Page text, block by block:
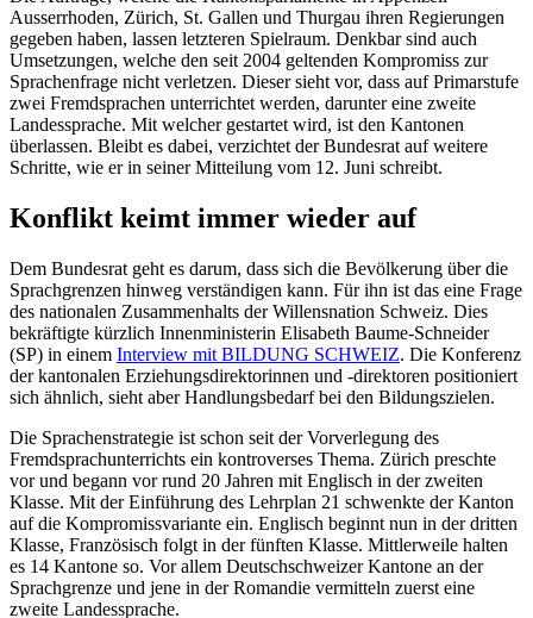
Ausserrhoden, Zürich, St. Gallen und Thurgau ihren Regierungen
gegeben haben, lassen letzteren Spielraum. Denkbar sind auch
Umsetzungen, welche den seit 2004 geltenden Kompromiss zur
Sprachenfrage nicht verletzen. Dieser sieht vor, dass auf Primarstufe
zwei Fremdsprachen unterrichtet werden, darunter eine zweite
Landessprache. Mit welcher gestartet wird, ist den Kantonen
überlassen. Bleibt es dabei, verzichtet der Bundesrat auf weitere
Schritte, wie er in seiner Mitteilung vom 12. Juni schreibt.
Konflikt keimt immer wieder auf
Dem Bundesrat geht es darum, dass sich die Bevölkerung über die
Sprachgrenzen hinweg verständigen kann. Für ihn ist das eine Frage
des nationalen Zusammenhalts der Willensnation Schweiz. Dies
bekräftigte kürzlich Innenministerin Elisabeth Baume-Schneider
(SP) in einem Interview mit BILDUNG SCHWEIZ. Die Konferenz
der kantonalen Erziehungsdirektorinnen und -direktoren positioniert
sich ähnlich, sieht aber Handlungsbedarf bei den Bildungszielen.
Die Sprachenstrategie ist schon seit der Vorverlegung des
Fremdsprachunterrichts ein kontroverses Thema. Zürich preschte
vor und begann vor rund 20 Jahren mit Englisch in der zweiten
Klasse. Mit der Einführung des Lehrplan 21 schwenkte der Kanton
auf die Kompromissvariante ein. Englisch beginnt nun in der dritten
Klasse, Französisch folgt in der fünften Klasse. Mittlerweile halten
es 14 Kantone so. Vor allem Deutschschweizer Kantone an der
Sprachgrenze und jene in der Romandie vermitteln zuerst eine
zweite Landessprache.